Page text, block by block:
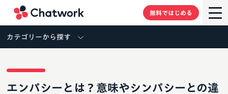
無料ではじめる
カテゴリーから探す
エンパシーとは？意味やシンパシーとの違